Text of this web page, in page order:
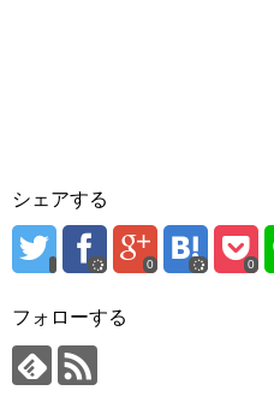
シェアする
0 0
フォローする